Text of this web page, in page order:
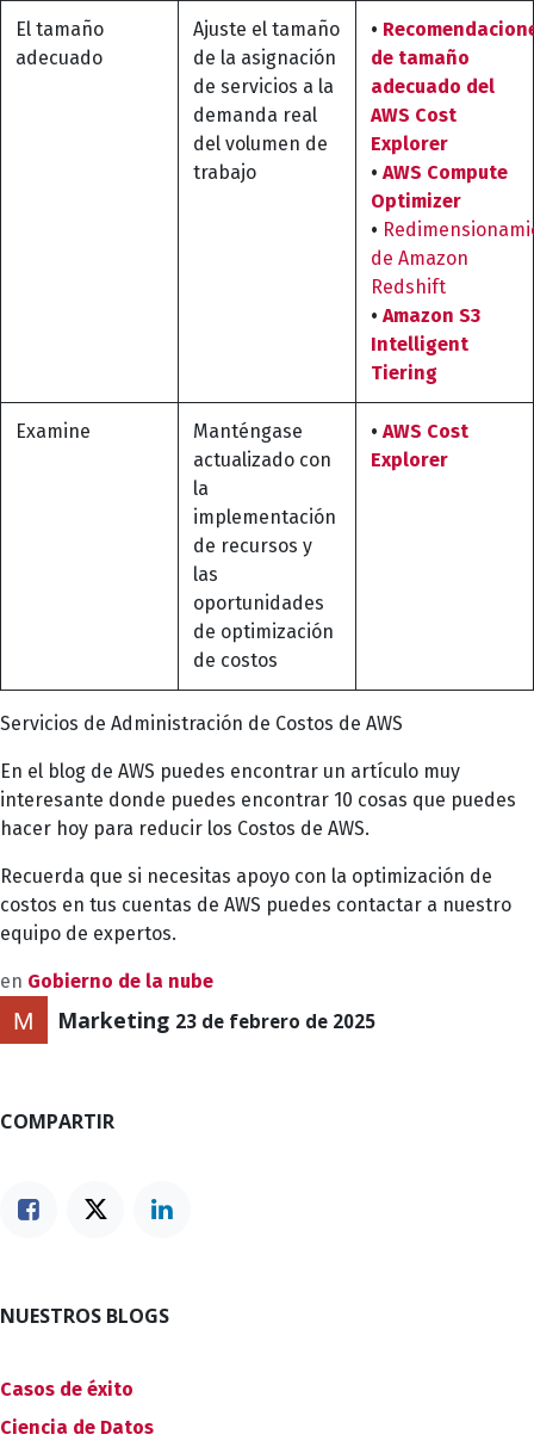
El tamaño
adecuado
Ajuste el tamaño
de la asignación
de servicios a la
demanda real
del volumen de
trabajo
•
de tamaño
adecuado del
AWS Cost
Explorer
• AWS Compute
Optimizer
•
de Amazon
Redshift
• Amazon S3
Intelligent
Tiering
Examine
Manténgase
actualizado con
la
implementación
de recursos y
las
oportunidades
de optimización
de costos
• AWS Cost
Explorer
Servicios de Administración de Costos de AWS
En el blog de AWS puedes encontrar un artículo muy
interesante donde puedes encontrar 10 cosas que puedes
hacer hoy para reducir los Costos de AWS.
Recuerda que si necesitas apoyo con la optimización de
costos en tus cuentas de AWS puedes contactar a nuestro
equipo de expertos.
en Gobierno de la nube
Marketing 23 de febrero de 2025
COMPARTIR
NUESTROS BLOGS
Casos de éxito
Ciencia de Datos